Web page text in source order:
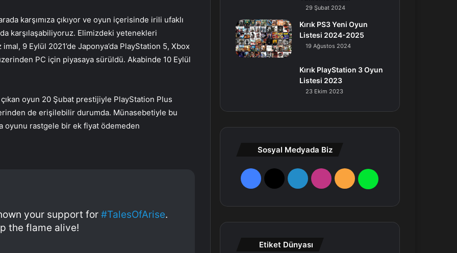
karşımıza çıkıyor ve oyun içerisinde irili ufaklı
karşılaşabiliyoruz. Elimizdeki yetenekleri
9 Eylül 2021’de Japonya’da PlayStation 5, Xbox
PC için piyasaya sürüldü. Akabinde 10 Eylül
oyun 20 Şubat prestijiyle PlayStation Plus
de erişilebilir durumda. Münasebetiyle bu
oyunu rastgele bir ek fiyat ödemeden
your support for #TalesOfArise.
the flame alive!
29 Şubat 2024
Kırık PS3 Yeni Oyun
Listesi 2024-2025
19 Ağustos 2024
Kırık PlayStation 3 Oyun
Listesi 2023
23 Ekim 2023
Sosyal Medyada Biz
F
e
X
L
R
W
a
Etiket Dünyası